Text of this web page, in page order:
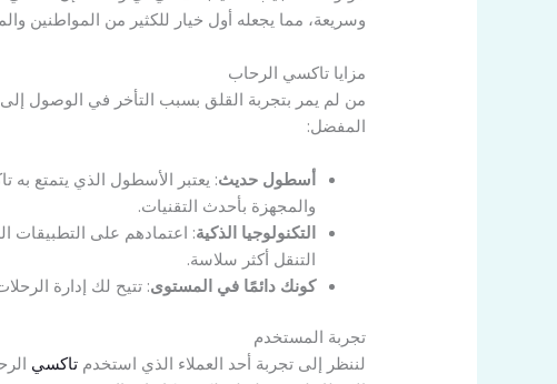
وسريعة، مما يجعله أول خيار للكثير من المواطنين
مزايا تاكسي الرحاب
من لم يمر بتجربة القلق بسبب التأخر في الوصول
المفضل:
أسطول حديث: يعتبر الأسطول الذي يتمتع
والمجهزة بأحدث التقنيات.
التكنولوجيا الذكية: اعتمادهم على التطبيقات
التنقل أكثر سلاسة.
كونك دائمًا في المستوى: تتيح لك إدارة
تجربة المستخدم
لننظر إلى تجربة أحد العملاء الذي استخدمتاكسي